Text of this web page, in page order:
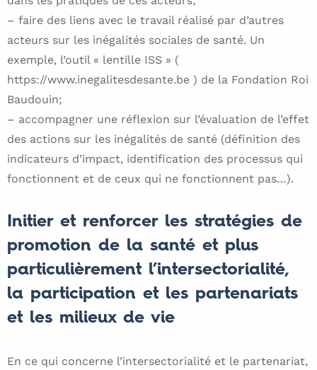
– faire des liens avec le travail réalisé par d’autres
acteurs sur les inégalités sociales de santé. Un
exemple, l’outil « lentille ISS » (
https://www.inegalitesdesante.be ) de la Fondation Roi
Baudouin;
– accompagner une réflexion sur l’évaluation de l’effet
des actions sur les inégalités de santé (définition des
indicateurs d’impact, identification des processus qui
fonctionnent et de ceux qui ne fonctionnent pas…).
Initier et renforcer les stratégies de
promotion de la santé et plus
particulièrement l’intersectorialité,
la participation et les partenariats
et les milieux de vie
En ce qui concerne l’intersectorialité et le partenariat,